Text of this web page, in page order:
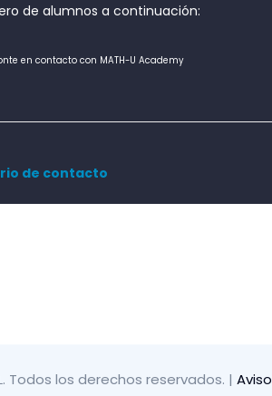
de alumnos a continuación:
en contacto con MATH-U Academy
de contacto
Todos los derechos reservados. |